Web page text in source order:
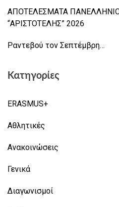
ΑΠΟΤΕΛΕΣΜΑΤΑ
“ΑΡΙΣΤΟΤΕΛΗΣ” 2026
Ραντεβού τον Σεπτέμβρη…
Κατηγορίες
ERASMUS+
Αθλητικές
Ανακοινώσεις
Γενικά
Διαγωνισμοί